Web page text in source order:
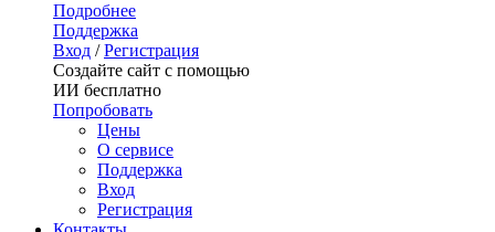
Подробнее
Поддержка
Вход / Регистрация
Создайте сайт с помощью
ИИ бесплатно
Попробовать
Цены
О сервисе
Поддержка
Вход
Регистрация